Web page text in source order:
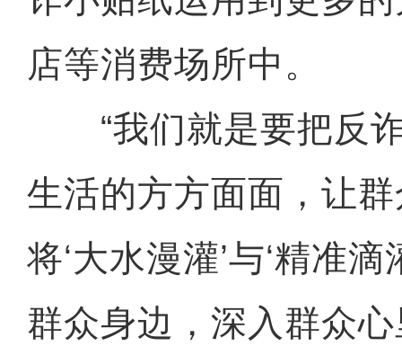
店等消费场所中。
“我们就是要把反诈
生活的方方面面，让
将‘大水漫灌’与‘精准
群众身边，深入群众